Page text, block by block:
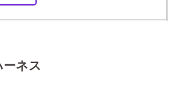
ーネス